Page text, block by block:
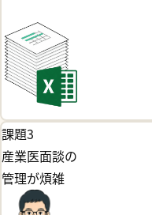
課題3
産業医面談の
管理が煩雑